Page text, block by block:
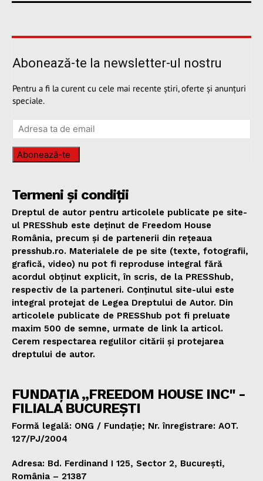
Abonează-te la newsletter-ul nostru
Pentru a fi la curent cu cele mai recente știri, oferte și anunțuri
speciale.
Abonează-te
Termeni și condiții
Dreptul de autor pentru articolele publicate pe site-
ul PRESShub este deținut de Freedom House
România, precum și de partenerii din rețeaua
presshub.ro. Materialele de pe site (texte, fotografii,
grafică, video) nu pot fi reproduse integral fără
acordul obținut explicit, în scris, de la PRESShub,
respectiv de la parteneri. Conținutul site-ului este
integral protejat de Legea Dreptului de Autor. Din
articolele publicate de PRESShub pot fi preluate
maxim 500 de semne, urmate de link la articol.
Cerem respectarea regulilor citării și protejarea
dreptului de autor.
FUNDAȚIA „FREEDOM HOUSE INC" -
FILIALA BUCUREȘTI
Formă legală: ONG / Fundație; Nr. înregistrare: AOT.
127/PJ/2004
Adresa: Bd. Ferdinand I 125, Sector 2, București,
România – 21387